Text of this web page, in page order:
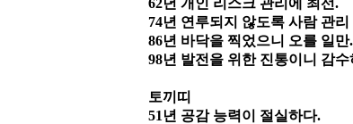
62년 개인 리스크 관리에 최선.
74년 연루되지 않도록 사람 관리
86년 바닥을 찍었으니 오를 일만.
98년 발전을 위한 진통이니 감수
토끼띠
51 년 공감 능력이 절실하다.